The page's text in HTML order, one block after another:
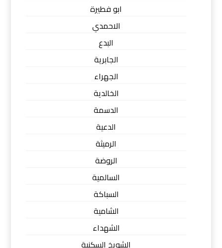
ابو فطيرة
الاحمدي
البدع
الجابرية
الجهراء
الخالدية
الدسمة
الدعية
الرميثة
الروضة
السالمية
السباكة
الشامية
الشهداء
الشويخ السكنية